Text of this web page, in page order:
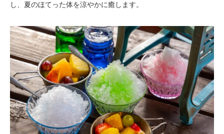
し、夏のほてった体を涼やかに癒します。